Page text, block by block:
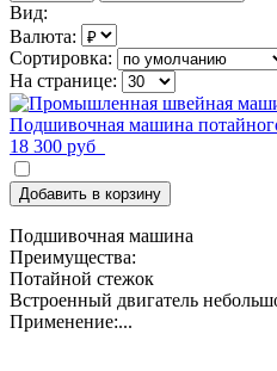
Вид:
Валюта:
Сортировка:
На странице:
Подшивочная машина
18 300 руб
Добавить в корзину
Подшивочная машина
Преимущества:
Потайной стежок
Встроенный двигатель
Применение:...